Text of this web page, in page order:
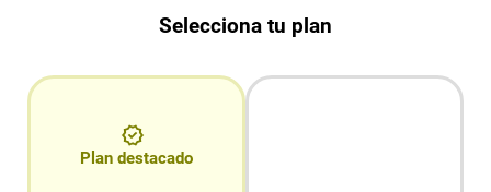
Selecciona tu plan
Plan destacado